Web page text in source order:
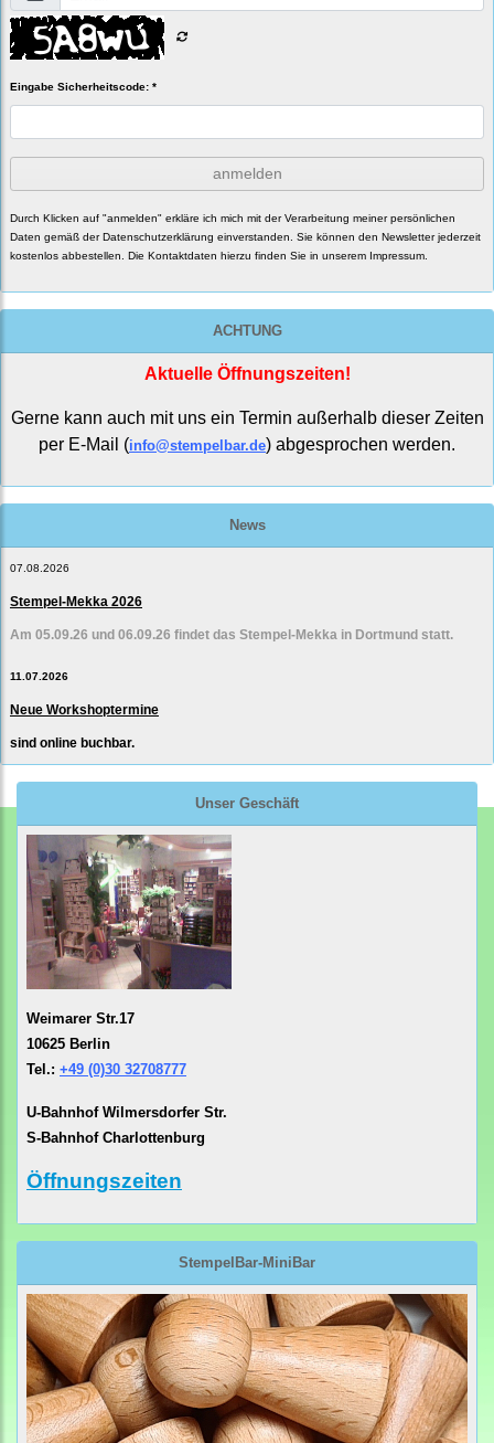
Eingabe Sicherheitscode: *
anmelden
Durch Klicken auf "anmelden" erkläre ich mich mit der Verarbeitung meiner persönlichen
Daten gemäß der Datenschutzerklärung einverstanden. Sie können den Newsletter jederzeit
kostenlos abbestellen. Die Kontaktdaten hierzu finden Sie in unserem Impressum.
ACHTUNG
Aktuelle Öffnungszeiten!
Gerne kann auch mit uns ein Termin außerhalb dieser Zeiten
per E-Mail (info@stempelbar.de) abgesprochen werden.
News
07.08.2026
Stempel-Mekka 2026
Am 05.09.26 und 06.09.26 findet das Stempel-Mekka in Dortmund statt.
11.07.2026
Neue Workshoptermine
sind online buchbar.
Unser Geschäft
Weimarer Str.17
10625 Berlin
Tel.: +49 (0)30 32708777
U-Bahnhof Wilmersdorfer Str.
S-Bahnhof Charlottenburg
Öffnungszeiten
StempelBar-MiniBar